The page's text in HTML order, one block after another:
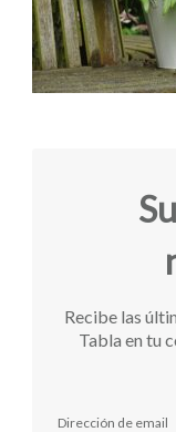
Recibe las
Tabla en tu
Dirección de email